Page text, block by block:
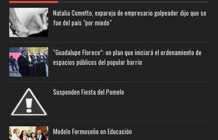
Natalia Cometto, expareja de empresario golpeador dijo que se
fue del país "por miedo"
“Guadalupe Florece”: un plan que iniciará el ordenamiento de
espacios públicos del popular barrio
Suspenden Fiesta del Pomelo
Modelo Formoseño en Educación